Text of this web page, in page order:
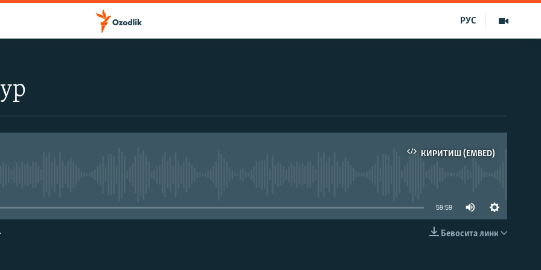
РУС
КИРИТИШ (EMBED)
59:59
Бевосита линк